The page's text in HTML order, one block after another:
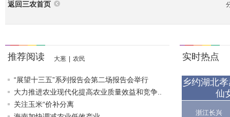
返回三农首页
推荐阅读 大葱 农民
“展望十三五”系列报告会第二场报告会举行
大力推进农业现代化提高农业质量效益和竞争..
关注玉米“价补分离
实时热点
乡约湖北
仙
浙江长兴